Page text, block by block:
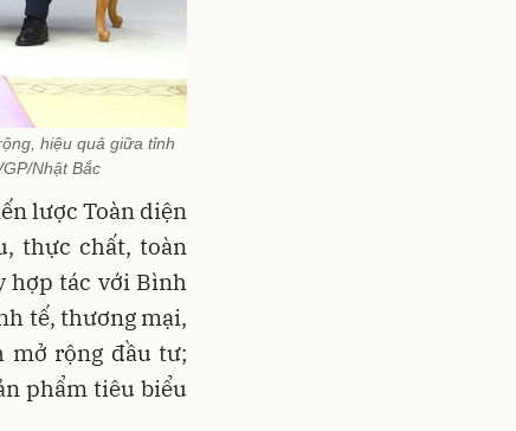
hiệu quả giữa tỉnh
Nhật Bắc
lược Toàn diện
thực chất, toàn
hợp tác với Bình
tế, thương mại,
mở rộng đầu tư;
phẩm tiêu biểu